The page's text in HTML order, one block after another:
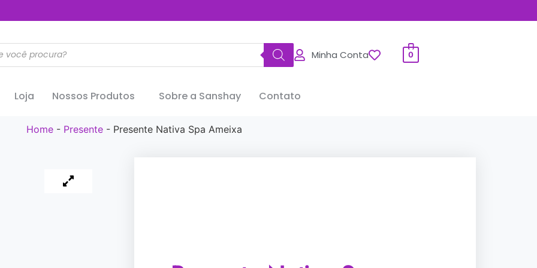
Minha Conta 0
Loja Nossos Produtos Sobre a Sanshay Contato
Home - Presente - Presente Nativa Spa Ameixa